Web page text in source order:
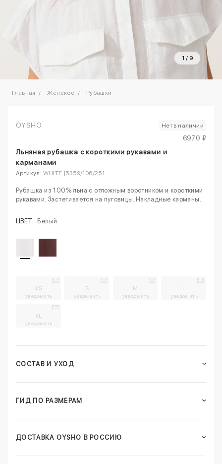
1 / 9
Главная Женское Рубашки
OYSHO Нет в наличии
6970 ₽
Льняная рубашка с короткими рукавами и
карманами
Артикул: WHITE |5359/106/251
Рубашка из 100% льна с отложным воротником и короткими
рукавами. Застегивается на пуговицы. Накладные карманы.
ЦВЕТ: Белый
XS
уведомить
S
уведомить
M
уведомить
L
уведомить
XL
уведомить
СОСТАВ И УХОД
ГИД ПО РАЗМЕРАМ
ДОСТАВКА OYSHO В РОССИЮ